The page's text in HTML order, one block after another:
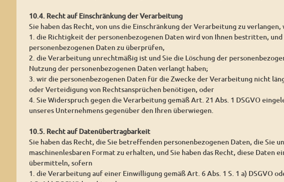
10.4. Recht auf Einschränkung der Verarbeitung
Sie haben das Recht, von uns die Einschränkung der Verarbeitung zu
1. die Richtigkeit der personenbezogenen Daten wird von Ihnen bestritten,
personenbezogenen Daten zu überprüfen,
2. die Verarbeitung unrechtmäßig ist und Sie die Löschung der
Nutzung der personenbezogenen Daten verlangt haben;
3. wir die personenbezogenen Daten für die Zwecke der Verarbeitung nicht
oder Verteidigung von Rechtsansprüchen benötigen, oder
4. Sie Widerspruch gegen die Verarbeitung gemäß Art. 21 Abs. 1 DSGVO
unseres Unternehmens gegenüber den Ihren überwiegen.
10.5. Recht auf Datenübertragbarkeit
Sie haben das Recht, die Sie betreffenden personenbezogenen Daten, die
maschinenlesbaren Format zu erhalten, und Sie haben das Recht, diese
übermitteln, sofern
1. die Verarbeitung auf einer Einwilligung gemäß Art. 6 Abs. 1 S. 1 a) DSGVO